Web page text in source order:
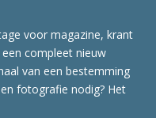
voor magazine, krant
compleet nieuw
van een bestemming
fotografie nodig? Het